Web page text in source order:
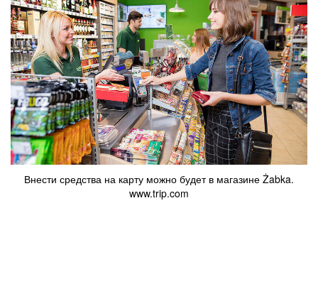
Внести средства на карту можно будет в магазине Żabka.
www.trip.com